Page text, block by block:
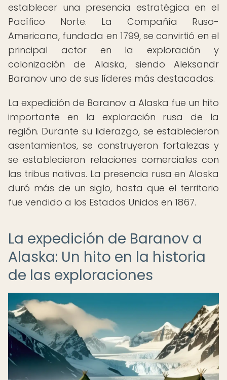
establecer una presencia estratégica en el
Pacífico Norte. La Compañía Ruso-
Americana, fundada en 1799, se convirtió en el
principal actor en la exploración y
colonización de Alaska, siendo Aleksandr
Baranov uno de sus líderes más destacados.
La expedición de Baranov a Alaska fue un hito
importante en la exploración rusa de la
región. Durante su liderazgo, se establecieron
asentamientos, se construyeron fortalezas y
se establecieron relaciones comerciales con
las tribus nativas. La presencia rusa en Alaska
duró más de un siglo, hasta que el territorio
fue vendido a los Estados Unidos en 1867.
La expedición de Baranov a
Alaska: Un hito en la historia
de las exploraciones